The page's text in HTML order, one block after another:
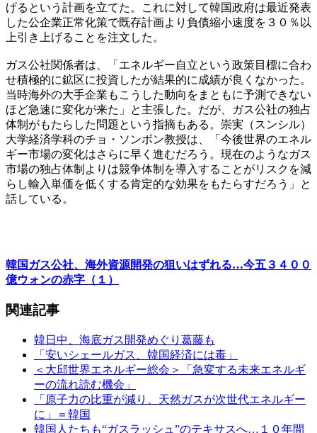
げるという計画を立てた。これに対して韓国政府は最近発表
した公企業正常化策で既存計画より負債縮小速度を３０％以
上引き上げることを注文した。
ガス公社関係者は、「エネルギー自立という政策目標に合わ
せ積極的に鉱区に投資したが結果的に成績が良くなかった。
当時海外の大手企業もこうした動向をまともに予測できない
ほど急速に変化が来た」と主張した。だが、ガス公社の独占
体制がもたらした問題という指摘もある。崇実（スンシル）
大学経済学科のチョ・ソンボン教授は、「今後世界のエネル
ギー市場の変化はさらに早く進むだろう。現在のようなガス
市場の独占体制よりは競争体制を導入することがリスクを減
らし輸入単価を低くする肯定的な効果をもたらすだろう」と
話している。
韓国ガス公社、海外資源開発の狙いはずれる…今五３４００
億ウォンの赤字（１）
関連記事
韓日中、海底ガス開発めぐり葛藤も
「安いシェールガス、韓国経済には毒」
＜大邱世界エネルギー総会＞「急変する未来エネルギ
ーの流れ読む機会」
「原子力の比重が減り、天然ガスが次世代エネルギー
に」＝韓国
韓国人たちも“ガスラッシュ”のテキサスへ…１０年間